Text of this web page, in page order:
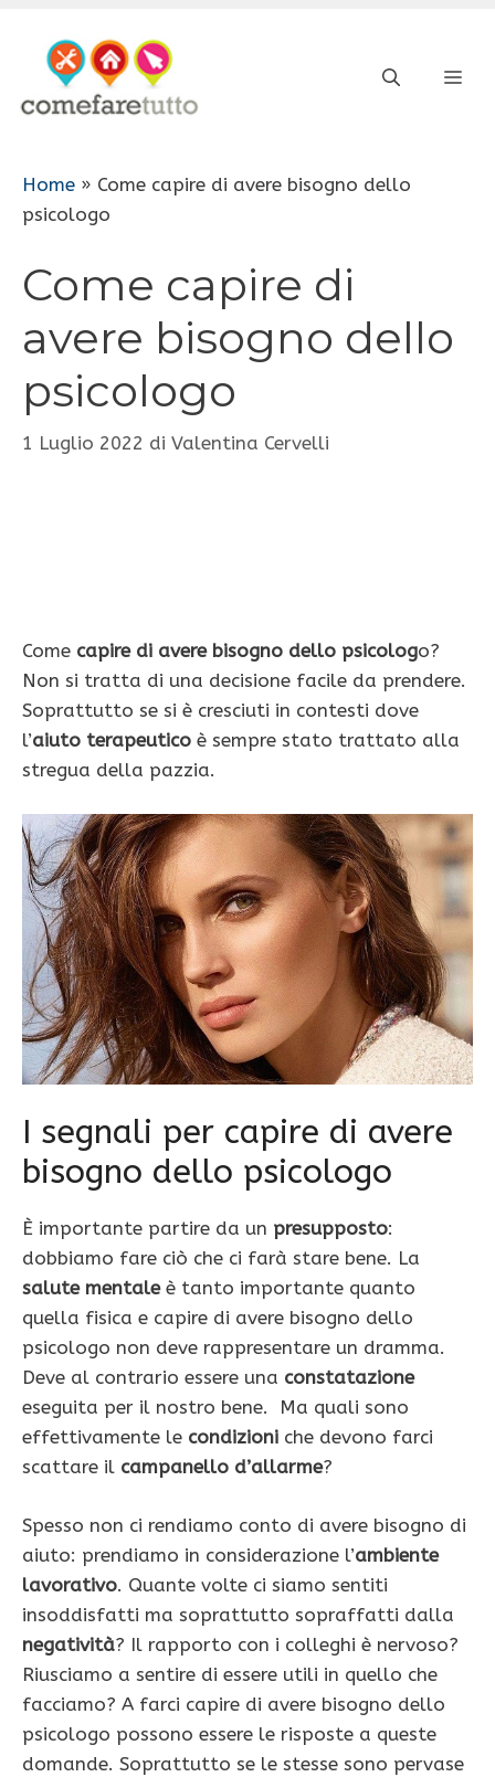
contenuto
Home » Come capire di avere bisogno dello
psicologo
Come capire di
avere bisogno dello
psicologo
1 Luglio 2022 di Valentina Cervelli
Come capire di avere bisogno dello psicologo?
Non si tratta di una decisione facile da prendere.
Soprattutto se si è cresciuti in contesti dove
l’aiuto terapeutico è sempre stato trattato alla
stregua della pazzia.
I segnali per capire di avere
bisogno dello psicologo
È importante partire da un presupposto:
dobbiamo fare ciò che ci farà stare bene. La
salute mentaleè tanto importante quanto
quella fisica e capire di avere bisogno dello
psicologo non deve rappresentare un dramma.
Deve al contrario essere una constatazione
eseguita per il nostro bene. Ma quali sono
effettivamente le condizioni che devono farci
scattare il campanello d’allarme?
Spesso non ci rendiamo conto di avere bisogno di
aiuto: prendiamo in considerazione l’ambiente
lavorativo. Quante volte ci siamo sentiti
insoddisfatti ma soprattutto sopraffatti dalla
negatività? Il rapporto con i colleghi è nervoso?
Riusciamo a sentire di essere utili in quello che
facciamo? A farci capire di avere bisogno dello
psicologo possono essere le risposte a queste
domande. Soprattutto se le stesse sono pervase